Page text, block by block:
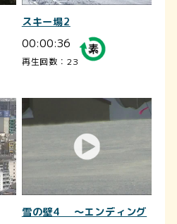
スキー場2
00:00:36
再生回数：23
雪の壁4 ～エンディング